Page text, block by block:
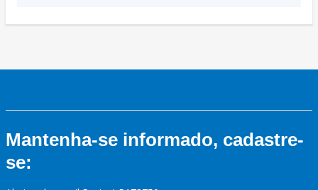
Mantenha-se informado, cadastre-
se: